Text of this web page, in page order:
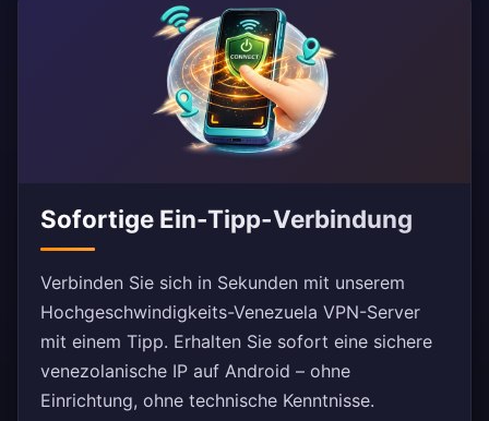
Sofortige Ein-Tipp-Verbindung
Verbinden Sie sich in Sekunden mit unserem
Hochgeschwindigkeits-Venezuela VPN-Server
mit einem Tipp. Erhalten Sie sofort eine sichere
venezolanische IP auf Android – ohne
Einrichtung, ohne technische Kenntnisse.